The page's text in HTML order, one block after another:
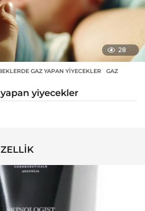
28
GAZ YAPAN YIYECEKLER ,GAZ
yiyecekler